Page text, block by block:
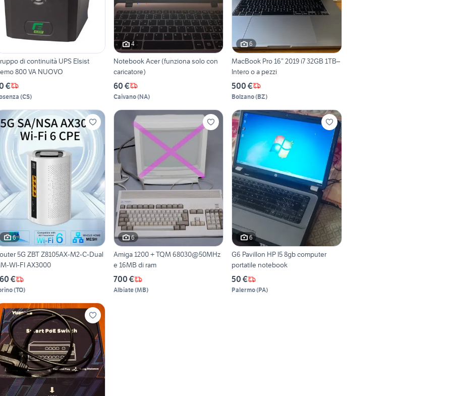
di continuità UPS Elsist
800 VA NUOVO
€
(CS)
4
Notebook Acer (funziona solo con
caricatore)
60 €
Caivano(NA)
6
MacBook Pro 16” 2019 i7 32GB 1TB–
Intero o a pezzi
500 €
Bolzano(BZ)
6
5G ZBT Z8105AX-M2-C-Dual
WI-FI AX3000
€
(TO)
6
Amiga 1200 + TQM 68030@50MHz
e 16MB di ram
700 €
Albiate(MB)
6
G6 Pavillon HP I5 8gb computer
portatile notebook
50 €
Palermo(PA)